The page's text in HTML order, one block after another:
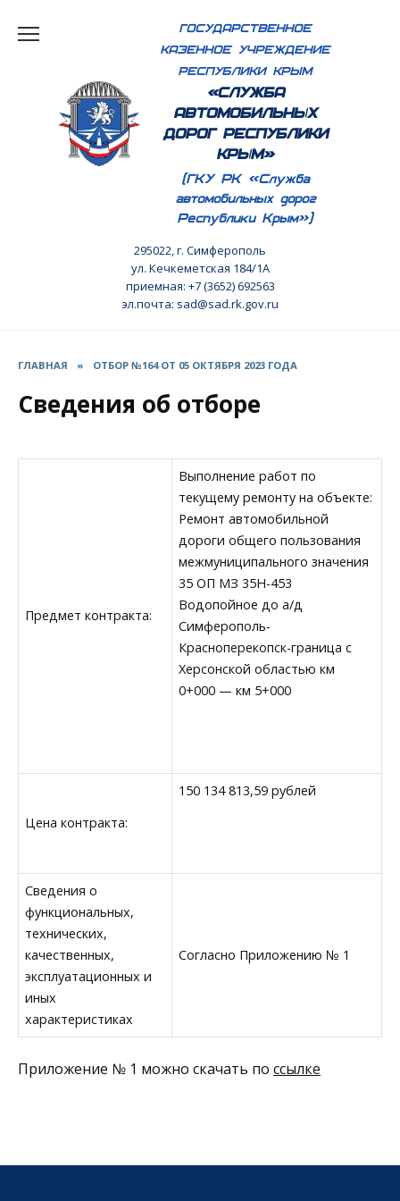
ГОСУДАРСТВЕННОЕ
КАЗЕННОЕ УЧРЕЖДЕНИЕ
РЕСПУБЛИКИ КРЫМ
«СЛУЖБА
АВТОМОБИЛЬНЫХ
ДОРОГ РЕСПУБЛИКИ
КРЫМ»
(ГКУ РК «Служба
автомобильных дорог
Республики Крым»)
295022, г. Симферополь
ул. Кечкеметская 184/1А
приемная: +7 (3652) 692563
эл.почта: sad@sad.rk.gov.ru
ГЛАВНАЯ » ОТБОР №164 ОТ 05 ОКТЯБРЯ 2023 ГОДА
Сведения об отборе
Предмет контракта:
Выполнение работ по
текущему ремонту на объекте:
Ремонт автомобильной
дороги общего пользования
межмуниципального значения
35 ОП МЗ 35Н-453
Водопойное до а/д
Симферополь-
Красноперекопск-граница с
Херсонской областью км
0+000 — км 5+000
Цена контракта:
150 134 813,59 рублей
Сведения о
функциональных,
технических,
качественных,
эксплуатационных и
иных
характеристиках
Согласно Приложению № 1
Приложение № 1 можно скачать по ссылке